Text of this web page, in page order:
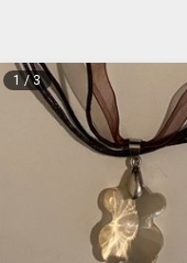
1/3